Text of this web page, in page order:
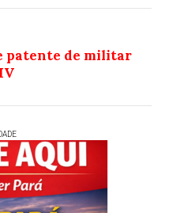
patente de militar